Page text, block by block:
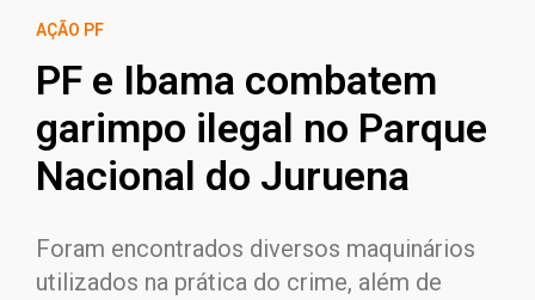
AÇÃO PF
PF e Ibama combatem
garimpo ilegal no Parque
Nacional do Juruena
Foram encontrados diversos maquinários
utilizados na prática do crime, além de